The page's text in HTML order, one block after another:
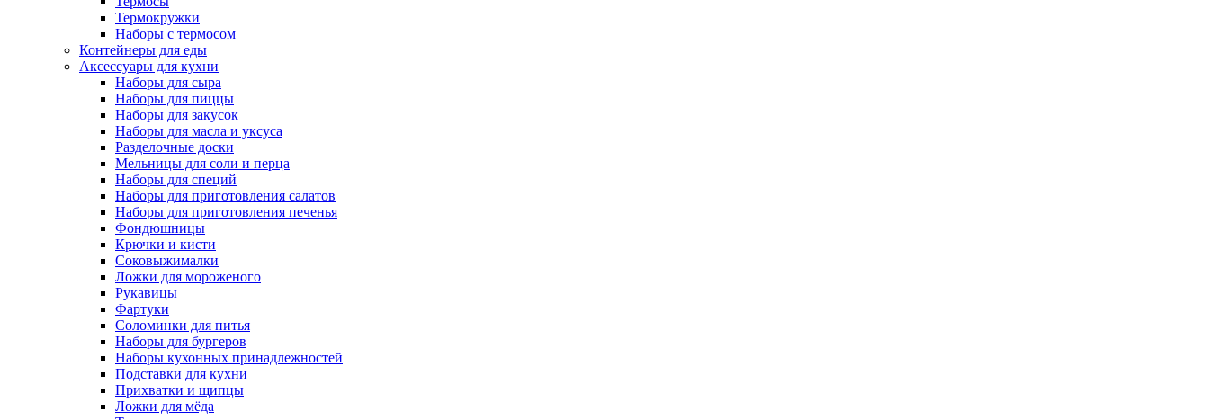
Термокружки
Наборы с термосом
Контейнеры для еды
Аксессуары для кухни
Наборы для сыра
Наборы для пиццы
Наборы для закусок
Наборы для масла и уксуса
Разделочные доски
Мельницы для соли и перца
Наборы для специй
Наборы для приготовления салатов
Наборы для приготовления печенья
Фондюшницы
Крючки и кисти
Соковыжималки
Ложки для мороженого
Рукавицы
Фартуки
Соломинки для питья
Наборы для бургеров
Наборы кухонных принадлежностей
Подставки для кухни
Прихватки и щипцы
Ложки для мёда